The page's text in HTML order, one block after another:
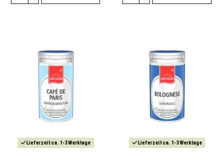
Lieferzeit ca. 1-3 Werktage Lieferzeit ca. 1-3 Werktage